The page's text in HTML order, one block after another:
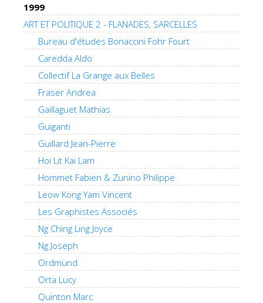
1999
ART ET POLITIQUE 2 - FLANADES, SARCELLES
Bureau d'études Bonaccini Fohr Fourt
Caredda Aldo
Collectif La Grange aux Belles
Fraser Andrea
Gaillaguet Mathias
Guiganti
Guillard Jean-Pierre
Hoi Lit Kai Lam
Hommet Fabien & Zunino Philippe
Leow Kong Yam Vincent
Les Graphistes Associés
Ng Ching Ling Joyce
Ng Joseph
Ordmünd
Orta Lucy
Quinton Marc